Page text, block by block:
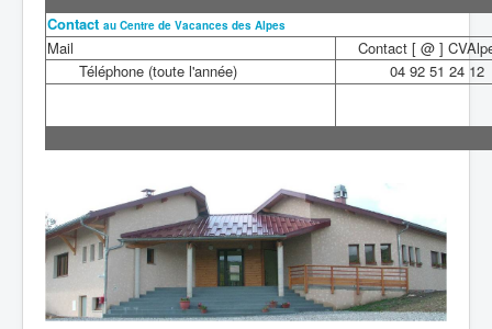
Contact au Centre de Vacances des Alpes
Mail
Contact [ @ ]
Téléphone (toute l'année)
04 92 51 24 12